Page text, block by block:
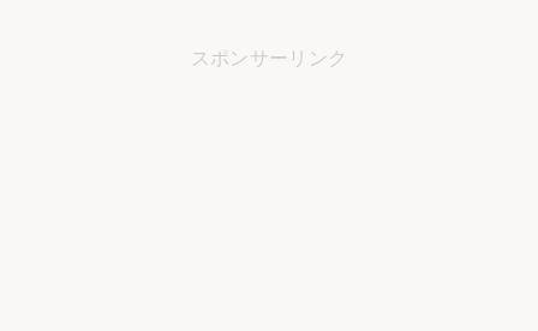
スポンサーリンク